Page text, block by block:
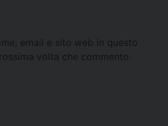
email e sito web in questo
volta che commento.